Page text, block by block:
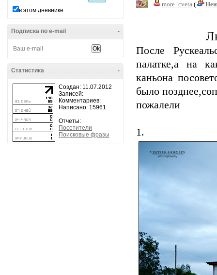
в этом дневнике
-
Подписка по e-mail
-
Статистика
Создан: 11.07.2012
Записей:
Комментариев:
Написано: 15961
Отчеты:
Посетители
Поисковые фразы
more_cveta (
После
палатке,а на
каньона
было
пожалели
1.